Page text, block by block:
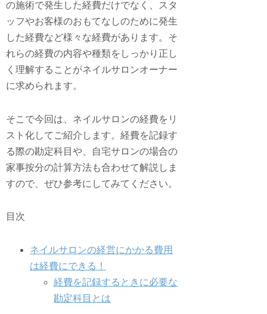
の施術で発生した経費だけでなく、スタ
ッフやお客様のおもてなしのために発生
した経費など様々な経費があります。そ
れらの経費の内容や種類をしっかり正し
く理解することがネイルサロンオーナー
に求められます。
そこで今回は、ネイルサロンの経費をリ
スト化してご紹介します。経費を記録す
る際の勘定科目や、自宅サロンの場合の
家事按分の計算方法も合わせて解説しま
すので、ぜひ参考にしてみてください。
目次
ネイルサロンの経営にかかる費用
は経費にできる！
経費を記録するときに必要な
勘定科目とは